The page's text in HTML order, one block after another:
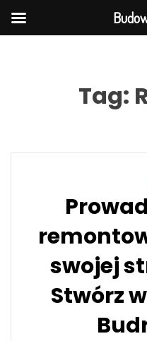
Tag:
swojej
Stwórz